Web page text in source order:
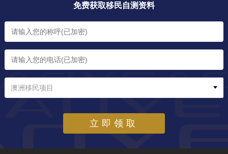
免费获取移民自测资料
澳洲移民项目
立即领取